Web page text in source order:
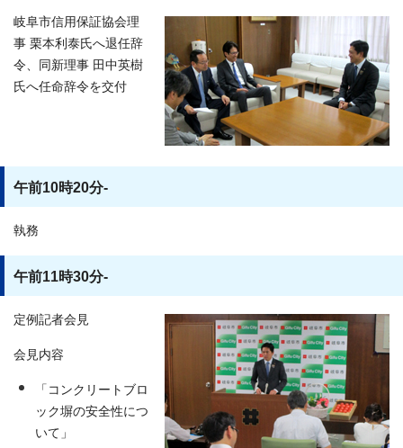
岐阜市信用保証協会理
事 栗本利泰氏へ退任辞
令、同新理事 田中英樹
氏へ任命辞令を交付
午前10時20分-
執務
午前11時30分-
定例記者会見
会見内容
「コンクリートブロ
ック塀の安全性につ
いて」